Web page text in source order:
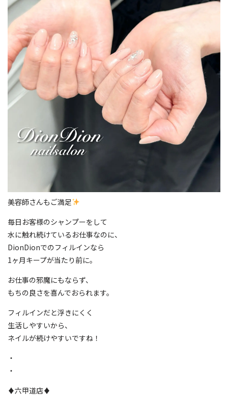
美容師さんもご満足
毎日お客様のシャンプーをして
水に触れ続けているお仕事なのに、
DionDionでのフィルインなら
1ヶ月キープが当たり前に。
お仕事の邪魔にもならず、
もちの良さを喜んでおられます。
フィルインだと浮きにくく
生活しやすいから、
ネイルが続けやすいですね！
・
・
♦️六甲道店♦️